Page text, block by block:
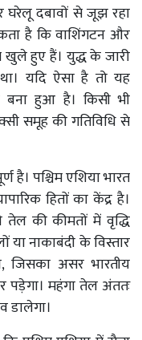
घरेलू दबावों से जूझ रहा
है कि वाशिंगटन और
खुले हुए हैं। युद्ध के जारी
यदि ऐसा है तो यह
बना हुआ है। किसी भी
समूह की गतिविधि से
है। पश्चिम एशिया भारत
हितों का केंद्र है।
तेल की कीमतों में वृद्धि
या नाकाबंदी के विस्तार
जिसका असर भारतीय
पड़ेगा। महंगा तेल अंततः
डालेगा।